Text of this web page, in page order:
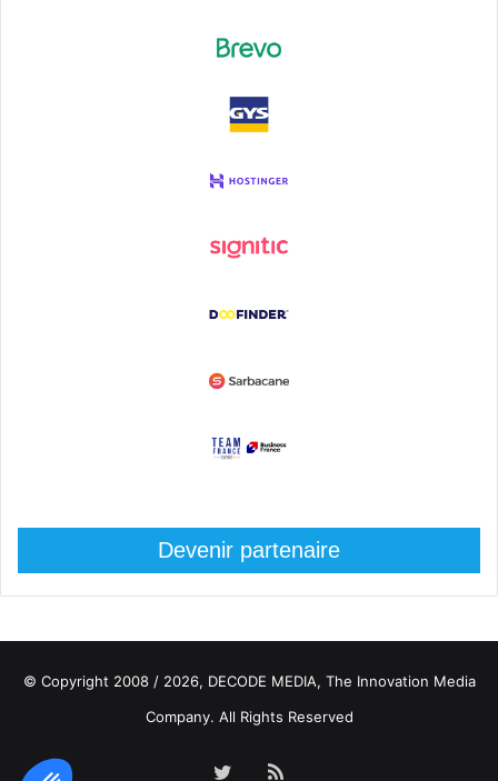
Devenir partenaire
© Copyright 2008 / 2026, DECODE MEDIA, The Innovation Media
Company. All Rights Reserved
TwitterRSS